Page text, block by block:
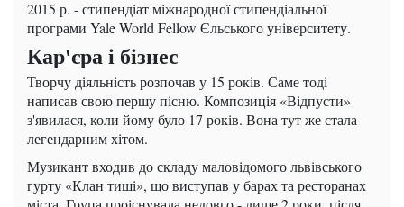
2015 р. - стипендіат міжнародної стипендіальної
програми Yale World Fellow Єльського університету.
Кар'єра і бізнес
Творчу діяльність розпочав у 15 років. Саме тоді
написав свою першу пісню. Композиція «Відпусти»
з'явилася, коли йому було 17 років. Вона тут же стала
легендарним хітом.
Музикант входив до складу маловідомого львівського
гурту «Клан тиші», що виступав у барах та ресторанах